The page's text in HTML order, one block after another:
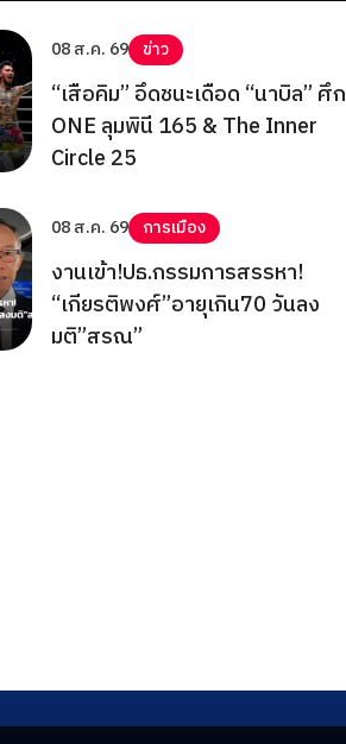
08 ส.ค. 69 ข่าว
“เสือคิม” อึดชนะเดือด “นาบิล” ศึก
ONE ลุมพินี 165 & The Inner
Circle 25
08 ส.ค. 69 การเมือง
งานเข้า!ปธ.กรรมการสรรหา!
“เกียรติพงศ์”อายุเกิน70 วันลง
มติ”สรณ”